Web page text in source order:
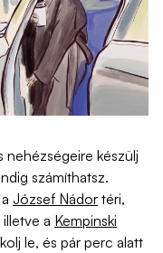
nehézségeire készülj
számíthatsz.
a József Nádor téri,
illetve a Kempinski
le, és pár perc alatt